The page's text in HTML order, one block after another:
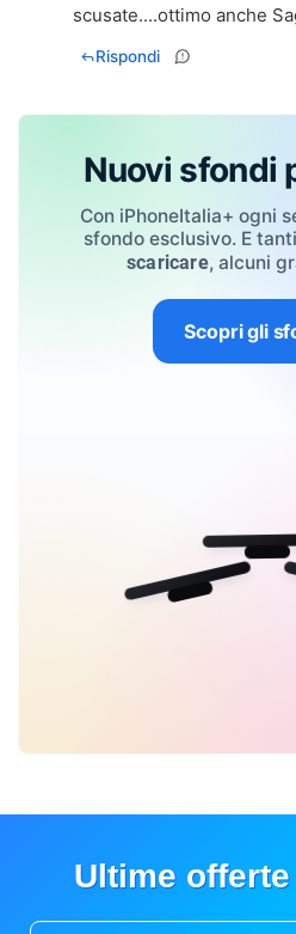
scusate....ottimo anche
Rispondi
Nuovi sfondi
Con iPhoneItalia+ ogni
sfondo esclusivo. E
scaricare, alcuni
Scopri gli
Ultime